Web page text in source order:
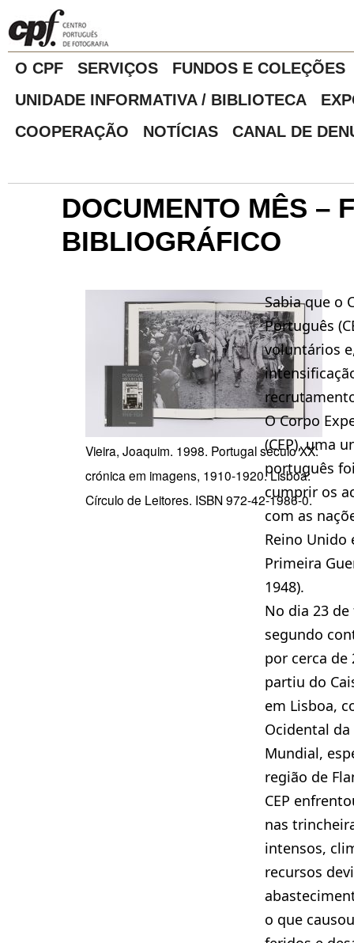
O CPF SERVIÇOS
FUNDOS E COLEÇÕES
UNIDADE INFORMATIVA / BIBLIOTECA
COOPERAÇÃO
NOTÍCIAS CANAL DE
DOCUMENTO MÊS –
BIBLIOGRÁFICO
Vieira, Joaquim. 1998. Portugal século XX:
crónica em imagens, 1910-1920. Lisboa:
Círculo de Leitores. ISBN 972-42-1986-0.
Sabia que o
Português
voluntários
O Corpo
(CEP), uma
português
cumprir os
com as
Reino Unido
Primeira
1948).
No dia 23
segundo
por cerca de
partiu do
em Lisboa,
Ocidental
Mundial,
região de
CEP
nas
intensos,
recursos
o que